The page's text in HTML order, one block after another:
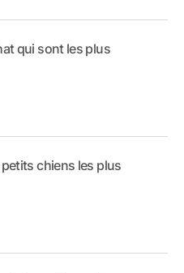
qui sont les plus
chiens les plus